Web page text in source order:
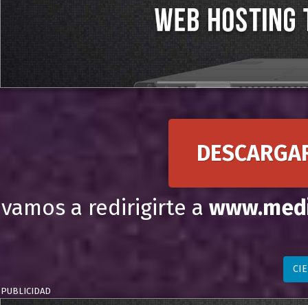
vamos a redirigirte a